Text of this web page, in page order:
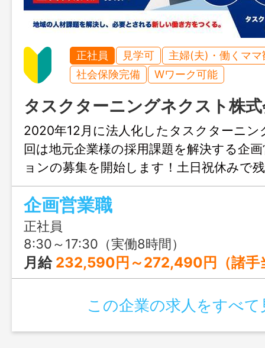
正社員 見学可
主婦(夫)・働くママ
社会保険完備
Wワーク可能
タスクターニングネクスト株
2020年12月に法人化したタスクターニン
回は地元企業様の採用課題を解決する企
ョンの募集を開始します！土日祝休みで
ありません！プライベート重視の方や家
方も歓迎中です！
企画営業職
正社員
8:30～17:30（実働8時間）
月給 232,590円～272,490円（諸手
この企業の求人をすべて